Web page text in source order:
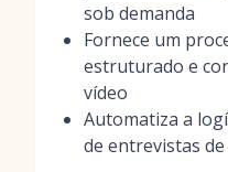
sob demanda
Fornece um
estruturado e
vídeo
Automatiza a
de entrevistas